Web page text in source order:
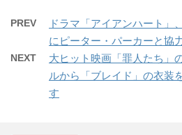
PREV
ドラマ「アイアンハート」
にピーター・パーカーと協
NEXT
大ヒット映画「罪人たち」
ルから「ブレイド」の衣装
す